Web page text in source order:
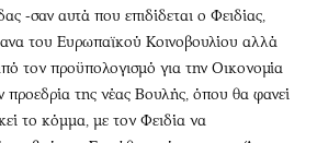
-σαν αυτά που επιδίδεται ο Φειδίας,
του Ευρωπαϊκού Κοινοβουλίου αλλά
τον προϋπολογισμό για την Οικονομία
προεδρία της νέας Βουλής, όπου θα φανεί
το κόμμα, με τον Φειδία να